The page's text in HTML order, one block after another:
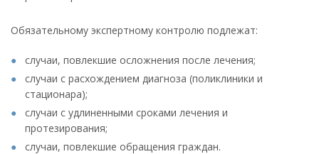
Обязательному экспертному контролю подлежат:
случаи, повлекшие осложнения после лечения;
случаи с расхождением диагноза (поликлиники и
стационара);
случаи с удлиненными сроками лечения и
протезирования;
случаи, повлекшие обращения граждан.